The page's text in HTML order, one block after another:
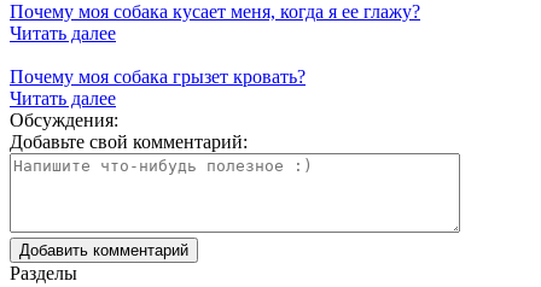
Почему моя собака кусает меня, когда я ее глажу?
Читать далее
Почему моя собака грызет кровать?
Читать далее
Обсуждения:
Добавьте свой комментарий:
Разделы